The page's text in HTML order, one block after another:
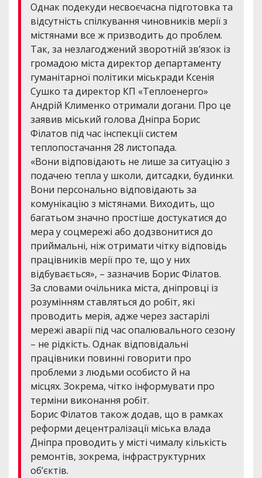
Однак подекуди несвоєчасна підготовка та
відсутність спілкування чиновників мерії з
містянами все ж призводить до проблем.
Так, за незлагоджений зворотній зв’язок із
громадою міста директор департаменту
гуманітарної політики міськради Ксенія
Сушко та директор КП «Теплоенерго»
Андрій Клименко отримали догани. Про це
заявив міський голова Дніпра Борис
Філатов під час інспекції систем
теплопостачання 28 листопада.
«Вони відповідають не лише за ситуацію з
подачею тепла у школи, дитсадки, будинки.
Вони персонально відповідають за
комунікацію з містянами. Виходить, що
багатьом значно простіше достукатися до
мера у соцмережі або додзвонитися до
приймальні, ніж отримати чітку відповідь
працівників мерії про те, що у них
відбувається», – зазначив Борис Філатов.
За словами очільника міста, дніпровці із
розумінням ставляться до робіт, які
проводить мерія, адже через застарілі
мережі аварії під час опалювального сезону
– не рідкість. Однак відповідальні
працівники повинні говорити про
проблеми з людьми особисто й на
місцях. Зокрема, чітко інформувати про
терміни виконання робіт.
Борис Філатов також додав, що в рамках
реформи децентралізації міська влада
Дніпра проводить у місті чималу кількість
ремонтів, зокрема, інфраструктурних
об’єктів.